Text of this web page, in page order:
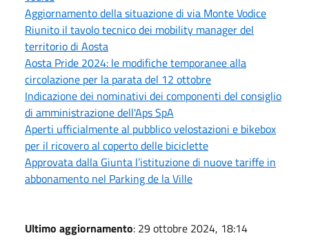
Aggiornamento della situazione di via Monte Vodice
Riunito il tavolo tecnico dei mobility manager del
territorio di Aosta
Aosta Pride 2024: le modifiche temporanee alla
circolazione per la parata del 12 ottobre
Indicazione dei nominativi dei componenti del consiglio
di amministrazione dell'Aps SpA
Aperti ufficialmente al pubblico velostazioni e bikebox
per il ricovero al coperto delle biciclette
Approvata dalla Giunta l’istituzione di nuove tariffe in
abbonamento nel Parking de la Ville
Ultimo aggiornamento: 29 ottobre 2024, 18:14